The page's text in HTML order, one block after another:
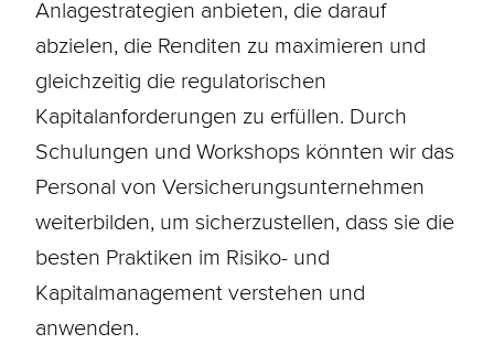
Anlagestrategien anbieten, die darauf
abzielen, die Renditen zu maximieren und
gleichzeitig die regulatorischen
Kapitalanforderungen zu erfüllen. Durch
Schulungen und Workshops könnten wir das
Personal von Versicherungsunternehmen
weiterbilden, um sicherzustellen, dass sie die
besten Praktiken im Risiko- und
Kapitalmanagement verstehen und
anwenden.